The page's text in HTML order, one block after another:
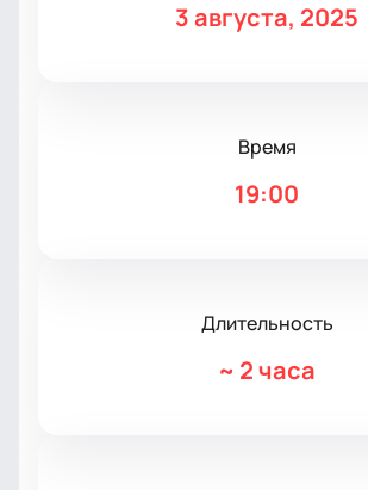
3 августа, 2025
Время
19:00
Длительность
~ 2 часа